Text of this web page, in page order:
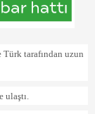
tarafından uzun
ulaştı.